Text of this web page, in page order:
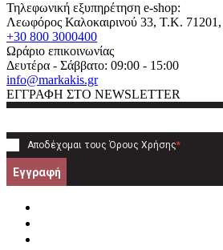
Τηλεφωνική εξυπηρέτηση e-shop:
Λεωφόρος Καλοκαιρινού 33, T.K. 71201,
+30 800 3000400
Ωράριο επικοινωνίας
Δευτέρα - Σάββατο: 09:00 - 15:00
info@markakis.gr
ΕΓΓΡΑΦΗ ΣΤΟ NEWSLETTER
Αποδέχομαι τους Όρους Χρήσης*
Εγγραφή